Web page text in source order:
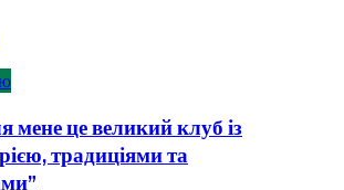
це великий клуб із
традиціями та